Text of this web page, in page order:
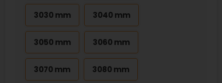
3030 mm 3040 mm
3050 mm 3060 mm
3070 mm 3080 mm